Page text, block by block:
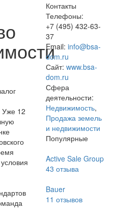
Уже 12
Контакты
Телефоны:
+7 (495) 432-63-
37
Email: info@bsa-
dom.ru
Сайт: www.bsa-
dom.ru
Сфера
деятельности:
Недвижимость,
Продажа земель
и недвижимости
Популярные
Active Sale Group
43 отзыва
Bauer
11 отзывов